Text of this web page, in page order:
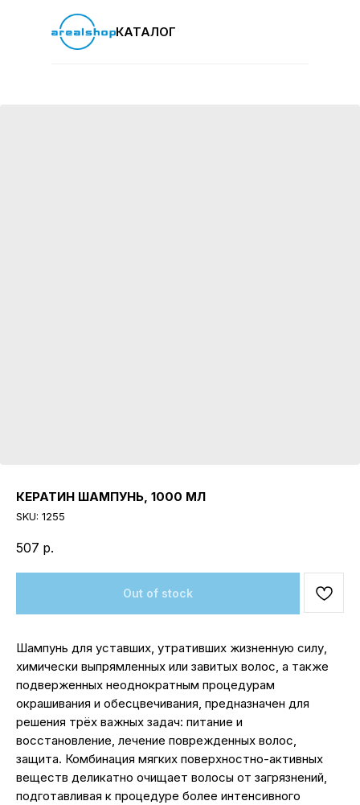
КАТАЛОГ
КЕРАТИН ШАМПУНЬ, 1000 МЛ
SKU: 1255
507 р.
Out of stock
Шампунь для уставших, утративших жизненную силу,
химически выпрямленных или завитых волос, а также
подверженных неоднократным процедурам
окрашивания и обесцвечивания, предназначен для
решения трёх важных задач: питание и
восстановление, лечение поврежденных волос,
защита. Комбинация мягких поверхностно-активных
веществ деликатно очищает волосы от загрязнений,
подготавливая к процедуре более интенсивного